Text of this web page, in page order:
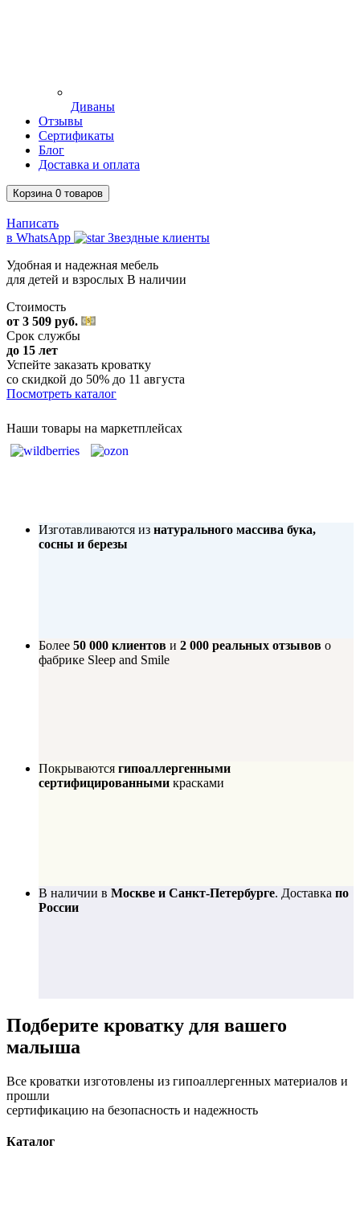
Диваны
Отзывы
Сертификаты
Блог
Доставка и оплата
Корзина 0 товаров
Написать
в WhatsApp
Звездные клиенты
Удобная и надежная мебель
для детей и взрослых В наличии
Стоимость
от 3 509 руб.
Срок службы
до 15 лет
Успейте заказать кроватку
со скидкой до 50% до 11 августа
Посмотреть каталог
Наши товары на маркетплейсах
Изготавливаются из натурального массива бука,
сосны и березы
Более 50 000 клиентов и 2 000 реальных отзывов о
фабрике Sleep and Smile
Покрываются гипоаллергенными
сертифицированными красками
В наличии в Москве и Санкт-Петербурге. Доставка по
России
Подберите кроватку для вашего
малыша
Все кроватки изготовлены из гипоаллергенных материалов и
прошли
сертификацию на безопасность и надежность
Каталог